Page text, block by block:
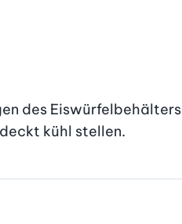
des Eiswürfelbehälters
kühl stellen.